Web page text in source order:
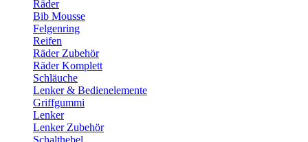
Räder
Bib Mousse
Felgenring
Reifen
Räder Zubehör
Räder Komplett
Schläuche
Lenker & Bedienelemente
Griffgummi
Lenker
Lenker Zubehör
Schalthebel